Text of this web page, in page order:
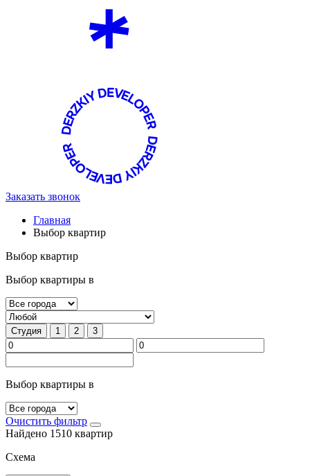
Заказать звонок
Главная
Выбор квартир
Выбор квартир
Выбор квартиры в
Студия 1 2 3
Выбор квартиры в
Очистить фильтр
Найдено 1510 квартир
Схема